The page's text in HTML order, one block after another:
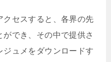
セスすると、各界の先
でき、その中で提供さ
ュメをダウンロードす